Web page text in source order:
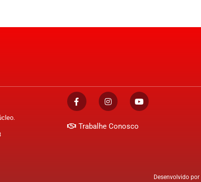
Trabalhe Conosco
Desenvolvido por